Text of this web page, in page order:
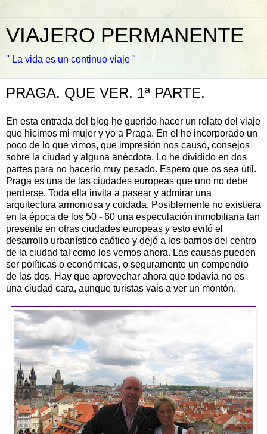
VIAJERO PERMANENTE
" La vida es un continuo viaje "
PRAGA. QUE VER. 1ª PARTE.
En esta entrada del blog he querido hacer un relato del viaje
que hicimos mi mujer y yo a Praga. En el he incorporado un
poco de lo que vimos, que impresión nos causó, consejos
sobre la ciudad y alguna anécdota. Lo he dividido en dos
partes para no hacerlo muy pesado. Espero que os sea útil.
Praga es una de las ciudades europeas que uno no debe
perderse. Toda ella invita a pasear y admirar una
arquitectura armoniosa y cuidada. Posiblemente no existiera
en la época de los 50 - 60 una especulación inmobiliaria tan
presente en otras ciudades europeas y esto evitó el
desarrollo urbanístico caótico y dejó a los barrios del centro
de la ciudad tal como los vemos ahora. Las causas pueden
ser políticas o económicas, o seguramente un compendio
de las dos. Hay que aprovechar ahora que todavía no es
una ciudad cara, aunque turistas vais a ver un montón.